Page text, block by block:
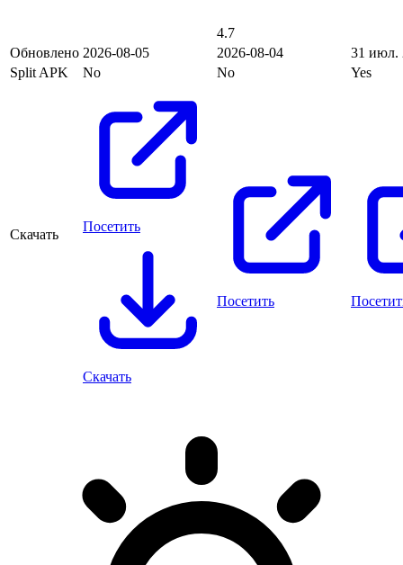
4.7
Обновлено 2026-08-05 2026-08-04
31 июл.
Split APK
No No Yes
Скачать
Посетить
Скачать
Посетить